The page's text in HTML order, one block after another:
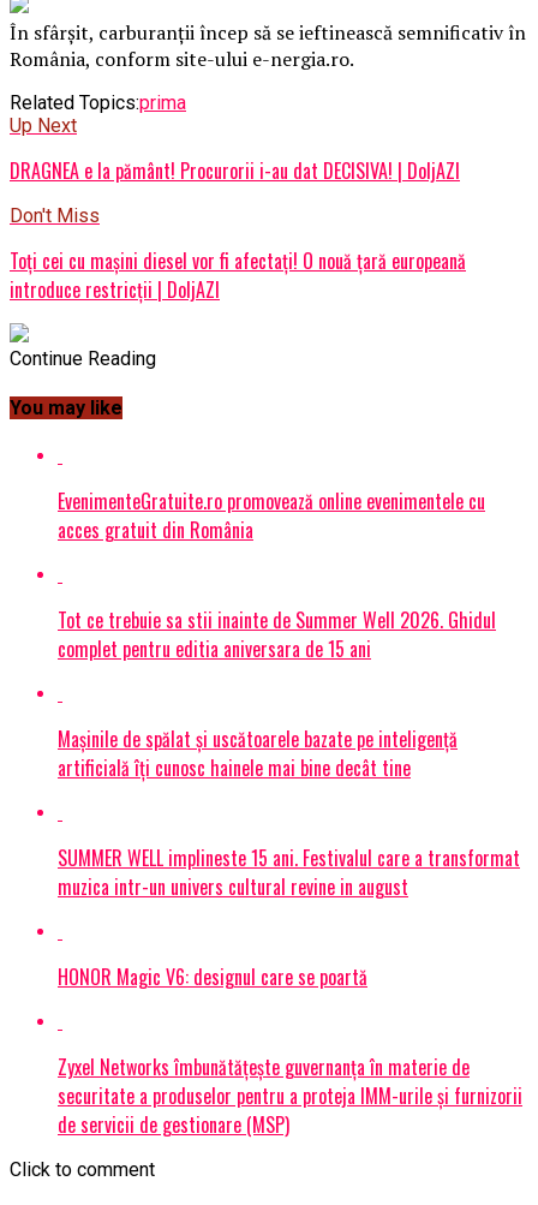
În sfârşit, carburanţii încep să se ieftinească semnificativ în
România, conform site-ului e-nergia.ro.
Related Topics:prima
Up Next
DRAGNEA e la pământ! Procurorii i-au dat DECISIVA! | DoljAZI
Don't Miss
Toți cei cu mașini diesel vor fi afectați! O nouă țară europeană
introduce restricții | DoljAZI
Continue Reading
You may like
EvenimenteGratuite.ro promovează online evenimentele cu
acces gratuit din România
Tot ce trebuie sa stii inainte de Summer Well 2026. Ghidul
complet pentru editia aniversara de 15 ani
Mașinile de spălat și uscătoarele bazate pe inteligență
artificială îți cunosc hainele mai bine decât tine
SUMMER WELL implineste 15 ani. Festivalul care a transformat
muzica intr-un univers cultural revine in august
HONOR Magic V6: designul care se poartă
Zyxel Networks îmbunătățește guvernanța în materie de
securitate a produselor pentru a proteja IMM-urile și furnizorii
de servicii de gestionare (MSP)
Click to comment